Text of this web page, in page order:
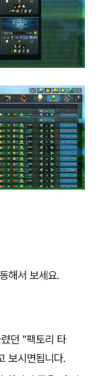
해서 보세요.
던 "팩토리 타
보시면됩니다.